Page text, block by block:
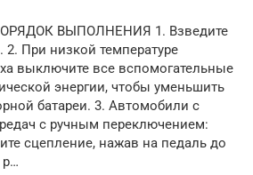
ВЫПОЛНЕНИЯ 1. Взведите
При низкой температуре
выключите все вспомогательные
энергии, чтобы уменьшить
батареи. 3. Автомобили с
с ручным переключением:
сцепление, нажав на педаль до
р…